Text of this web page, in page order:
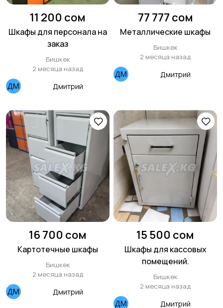
11 200 сом
Шкафы для персонала на
заказ
Бишкек
2 месяца назад
Дмитрий
77 777 сом
Металлические шкафы
Бишкек
2 месяца назад
Дмитрий
16 700 сом
Картотечные шкафы
Бишкек
2 месяца назад
Дмитрий
15 500 сом
Шкафы для кассовых
помещений.
Бишкек
2 месяца назад
Дмитрий